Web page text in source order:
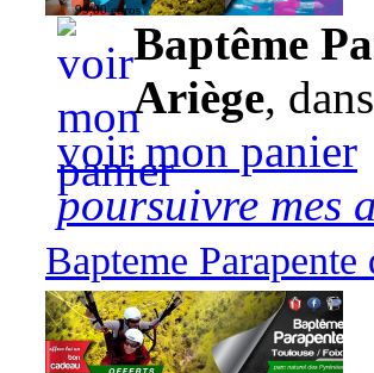
95,00 euros
Baptême
Ariège,
voir mon panier
poursuivre mes
Bapteme